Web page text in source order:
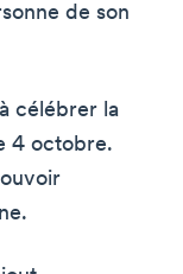
de son
célébrer la
4 octobre.